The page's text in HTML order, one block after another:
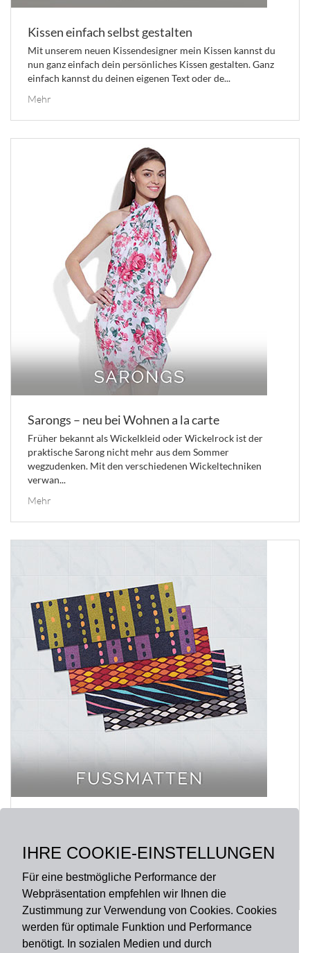
IHRE COOKIE-EINSTELLUNGEN
Für eine bestmögliche Performance der
Webpräsentation empfehlen wir Ihnen die
Zustimmung zur Verwendung von Cookies. Cookies
werden für optimale Funktion und Performance
benötigt. In sozialen Medien und durch
Kissen einfach selbst gestalten
Mit unserem neuen Kissendesigner mein Kissen kannst du
nun ganz einfach dein persönliches Kissen gestalten. Ganz
einfach kannst du deinen eigenen Text oder de...
Mehr
Sarongs – neu bei Wohnen a la carte
Früher bekannt als Wickelkleid oder Wickelrock ist der
praktische Sarong nicht mehr aus dem Sommer
wegzudenken. Mit den verschiedenen Wickeltechniken
verwan...
Mehr
Fußmattendesigner ist online. Ab sofort kannst du deine
Mehr